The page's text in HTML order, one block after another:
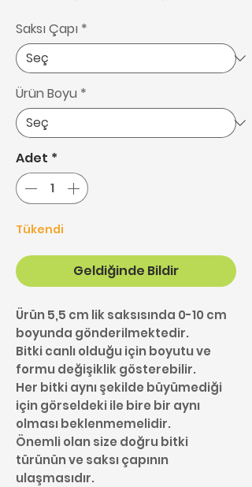
Saksı Çapı *
Ürün Boyu *
Adet *
Tükendi
Geldiğinde Bildir
Ürün 5,5 cm lik saksısında 0-10 cm
boyunda gönderilmektedir.
Bitki canlı olduğu için boyutu ve
formu değişiklik gösterebilir.
Her bitki aynı şekilde büyümediği
için görseldeki ile bire bir aynı
olması beklenmemelidir.
Önemli olan size doğru bitki
türünün ve saksı çapının
ulaşmasıdır.